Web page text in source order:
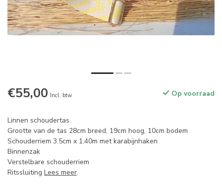
€55,00 Incl. btw Op voorraad
Linnen schoudertas
Grootte van de tas 28cm breed, 19cm hoog, 10cm bodem
Schouderriem 3.5cm x 1.40m met karabijnhaken
Binnenzak
Verstelbare schouderriem
Ritssluiting Lees meer.